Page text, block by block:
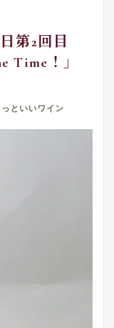
第2回目
Time！」
といいワイン